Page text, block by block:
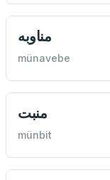
مناوبه
münavebe
منبت
münbit